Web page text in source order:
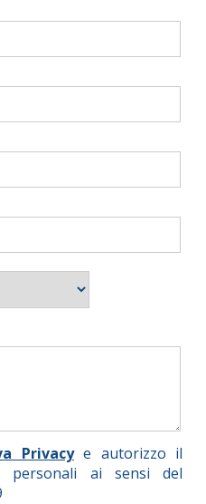
Privacye autorizzo il
personali ai sensi del